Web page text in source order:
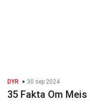
DYR 30 sep 2024
35 Fakta Om Meis